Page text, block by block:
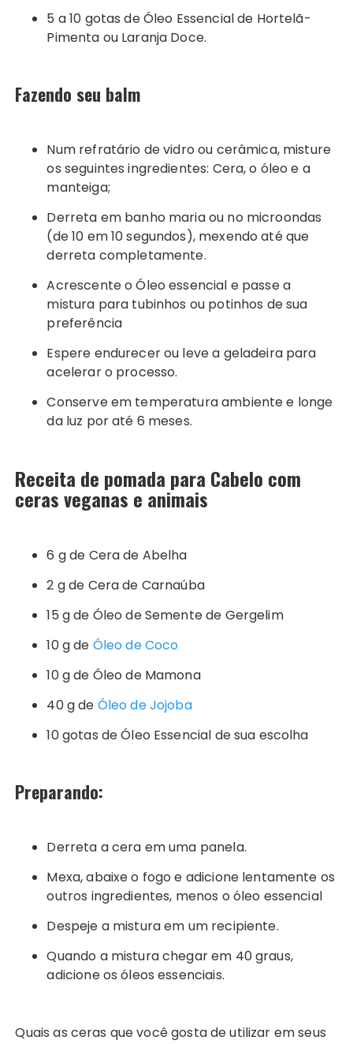
5 a 10 gotas de Óleo Essencial de Hortelã-
Pimenta ou Laranja Doce.
Fazendo seu balm
Num refratário de vidro ou cerâmica, misture
os seguintes ingredientes: Cera, o óleo e a
manteiga;
Derreta em banho maria ou no microondas
(de 10 em 10 segundos), mexendo até que
derreta completamente.
Acrescente o Óleo essencial e passe a
mistura para tubinhos ou potinhos de sua
preferência
Espere endurecer ou leve a geladeira para
acelerar o processo.
Conserve em temperatura ambiente e longe
da luz por até 6 meses.
Receita de pomada para Cabelo com
ceras veganas e animais
6 g de Cera de Abelha
2 g de Cera de Carnaúba
15 g de Óleo de Semente de Gergelim
10 g de Óleo de Coco
10 g de Óleo de Mamona
40 g de Óleo de Jojoba
10 gotas de Óleo Essencial de sua escolha
Preparando:
Derreta a cera em uma panela.
Mexa, abaixe o fogo e adicione lentamente os
outros ingredientes, menos o óleo essencial
Despeje a mistura em um recipiente.
Quando a mistura chegar em 40 graus,
adicione os óleos essenciais.
Quais as ceras que você gosta de utilizar em seus